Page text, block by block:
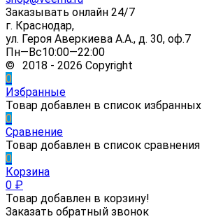
Заказывать онлайн 24/7
г. Краснодар,
ул. Героя Аверкиева А.А., д. 30, оф.7
Пн—Вс10:00—22:00
© 2018 - 2026 Copyright
0
Избранные
Товар добавлен в список избранных
0
Сравнение
Товар добавлен в список сравнения
0
Корзина
0 ₽
Товар добавлен в корзину!
Заказать обратный звонок